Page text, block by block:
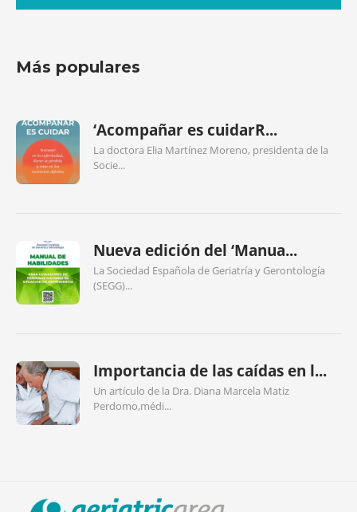
Más populares
‘Acompañar es cuidarR...
La doctora Elia Martínez Moreno, presidenta de la
Socie...
Nueva edición del ‘Manua...
La Sociedad Española de Geriatría y Gerontología
(SEGG)...
Importancia de las caídas en l...
Un artículo de la Dra. Diana Marcela Matiz
Perdomo,médi...